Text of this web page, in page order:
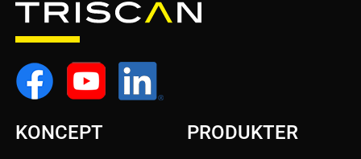
KONCEPT PRODUKTER